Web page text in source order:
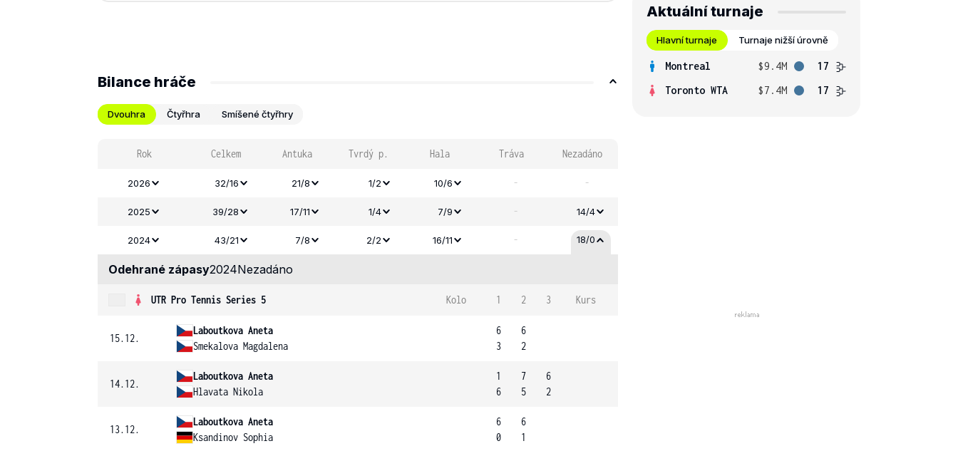
Bilance hráče
Dvouhra Čtyřhra Smíšené čtyřhry
Rok Celkem Antuka Tvrdý p. Hala Tráva Nezadáno
2026 32/16 21/8 1/2 10/6 - -
2025 39/28 17/11 1/4 7/9 - 14/4
2024 43/21 7/8 2/2 16/11 - 18/0
Odehrané zápasy2024Nezadáno
UTR Pro Tennis Series 5 Kolo 1 2 3 Kurs
15.12.
Laboutkova Aneta
Smekalova Magdalena
6
3
6
2
14.12.
Laboutkova Aneta
Hlavata Nikola
1
6
7
5
6
2
13.12.
Laboutkova Aneta
Ksandinov Sophia
6
0
6
1
Aktuální turnaje
Hlavní turnaje Turnaje nižší úrovně
Montreal $9.4M
17
Toronto WTA
$7.4M 17